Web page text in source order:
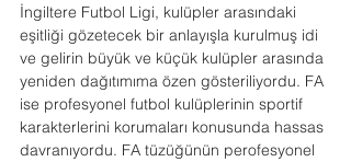
İngiltere Futbol Ligi, kulüpler arasındaki
eşitliği gözetecek bir anlayışla kurulmuş idi
ve gelirin büyük ve küçük kulüpler arasında
yeniden dağıtımıma özen gösteriliyordu. FA
ise profesyonel futbol kulüplerinin sportif
karakterlerini korumaları konusunda hassas
davranıyordu. FA tüzüğünün perofesyonel